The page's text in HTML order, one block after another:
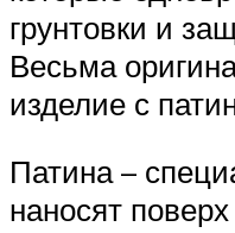
грунтовки и
Весьма
изделие с
Патина –
наносят